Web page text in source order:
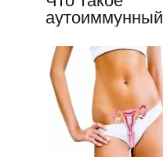
аутоиммунный
заболевания в
общин чертах